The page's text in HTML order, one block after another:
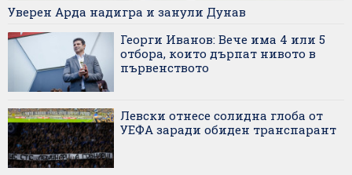
Уверен Арда надигра и занули Дунав
Георги Иванов: Вече има 4 или 5
отбора, които дърпат нивото в
първенството
Левски отнесе солидна глоба от
УЕФА заради обиден транспарант